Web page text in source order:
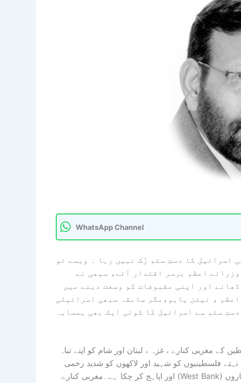
WhatsApp Channel
اسرائیل کا دستِ ستم رُک نہیں رہا ۔ ویسے تو
اعظم برسر اقتدار آئے، سبھی نے
اور اپنی مقبوضات کو وسعت دینے میں
، نیتن یاہو،مگر سابقہ سبھی اسرائیلی
ستم سے اسرائیل کا کوئی ایک بھی ہمسایہ
کے مغربی کنارے ، غزہ ، لبنان اور شام کو اپنے تباہ
فلسطینیوں کو شہید اور لاکھوں کو شدید زخمی
اور اپاہج کر چکا ہے۔مغربی کنارے (West Bank) کے خلاف اسرائیلی افواج اور اسرائیلی آبادکاروں (Settlers) کی